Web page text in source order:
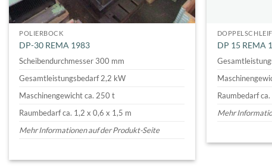
POLIERBOCK
DP-30 REMA 1983
Scheibendurchmesser 300 mm
Gesamtleistungsbedarf 2,2 kW
Maschinengewicht ca. 250 t
Raumbedarf ca. 1,2 x 0,6 x 1,5 m
Mehr Informationen auf der Produkt-Seite
DP 15 REMA
Raumbedarf
Mehr